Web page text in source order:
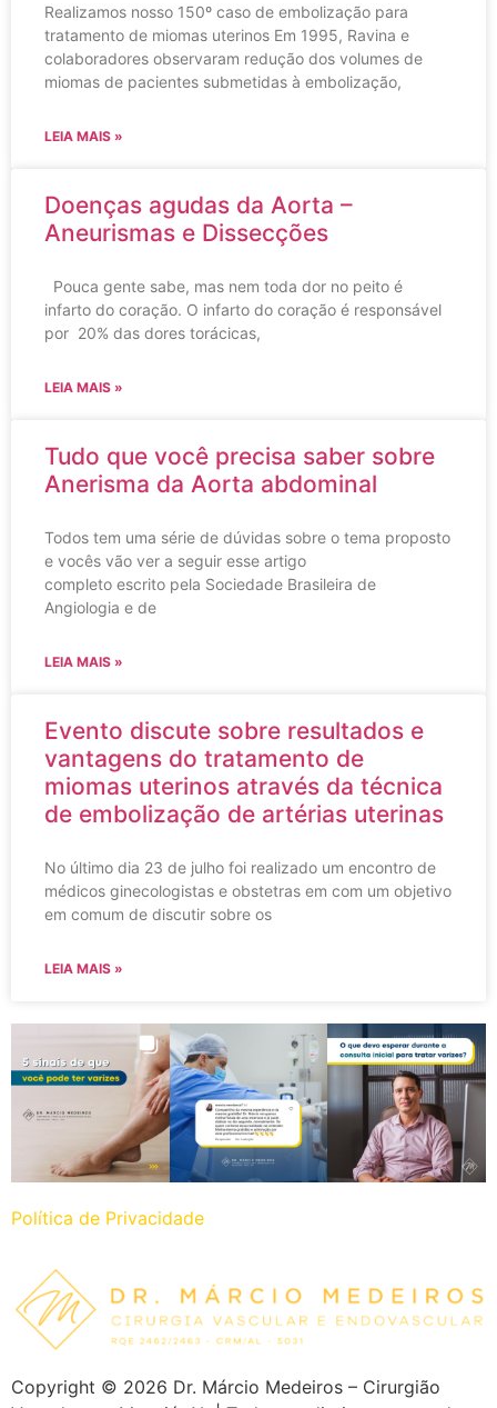
Realizamos nosso 150º caso de embolização para
tratamento de miomas uterinos Em 1995, Ravina e
colaboradores observaram redução dos volumes de
miomas de pacientes submetidas à embolização,
LEIA MAIS »
Doenças agudas da Aorta –
Aneurismas e Dissecções
Pouca gente sabe, mas nem toda dor no peito é
infarto do coração. O infarto do coração é responsável
por 20% das dores torácicas,
LEIA MAIS »
Tudo que você precisa saber sobre
Anerisma da Aorta abdominal
Todos tem uma série de dúvidas sobre o tema proposto
e vocês vão ver a seguir esse artigo
completo escrito pela Sociedade Brasileira de
Angiologia e de
LEIA MAIS »
Evento discute sobre resultados e
vantagens do tratamento de
miomas uterinos através da técnica
de embolização de artérias uterinas
No último dia 23 de julho foi realizado um encontro de
médicos ginecologistas e obstetras em com um objetivo
em comum de discutir sobre os
LEIA MAIS »
Política de Privacidade
Copyright © 2026 Dr. Márcio Medeiros – Cirurgião